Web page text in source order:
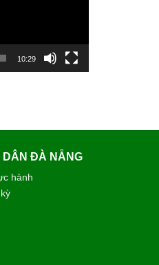
10:29
DÂN ĐÀ NẴNG
hành